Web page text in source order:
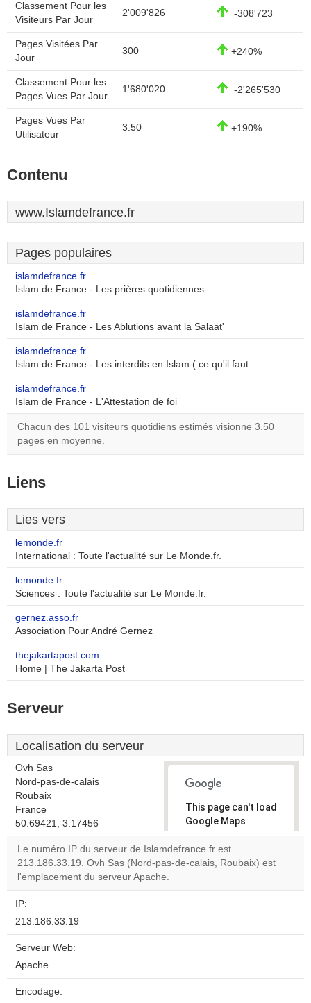
Classement Pour les
Visiteurs Par Jour
2'009'826 -308'723
Pages Visitées Par
Jour
300 +240%
Classement Pour les
Pages Vues Par Jour
1'680'020 -2'265'530
Pages Vues Par
Utilisateur
3.50 +190%
Contenu
www.Islamdefrance.fr
Pages populaires
islamdefrance.fr
Islam de France - Les prières quotidiennes
islamdefrance.fr
Islam de France - Les Ablutions avant la Salaat'
islamdefrance.fr
Islam de France - Les interdits en Islam ( ce qu'il faut ..
islamdefrance.fr
Islam de France - L'Attestation de foi
Chacun des 101 visiteurs quotidiens estimés visionne 3.50
pages en moyenne.
Liens
Lies vers
lemonde.fr
International : Toute l'actualité sur Le Monde.fr.
lemonde.fr
Sciences : Toute l'actualité sur Le Monde.fr.
gernez.asso.fr
Association Pour André Gernez
thejakartapost.com
Home | The Jakarta Post
Serveur
Localisation du serveur
Ovh Sas
Nord-pas-de-calais
Roubaix
France
50.69421, 3.17456
This page can't load
Google Maps
correctly.
Do you
Le numéro IP du serveur de Islamdefrance.fr est
213.186.33.19. Ovh Sas (Nord-pas-de-calais, Roubaix) est
l'emplacement du serveur Apache.
IP:
213.186.33.19
Serveur Web:
Apache
Encodage: